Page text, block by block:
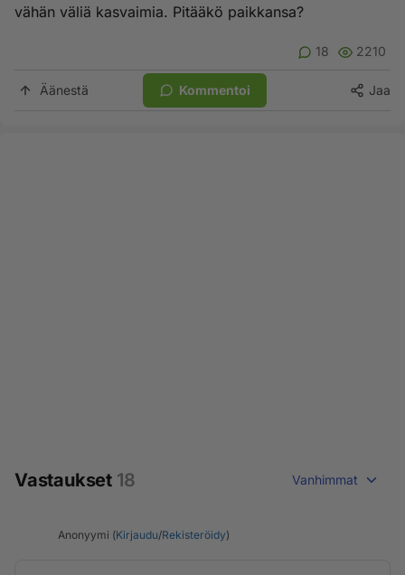
vähän väliä kasvaimia. Pitääkö paikkansa?
18 2210
Äänestä Kommentoi Jaa
Vastaukset 18 Vanhimmat
Anonyymi (Kirjaudu/Rekisteröidy)